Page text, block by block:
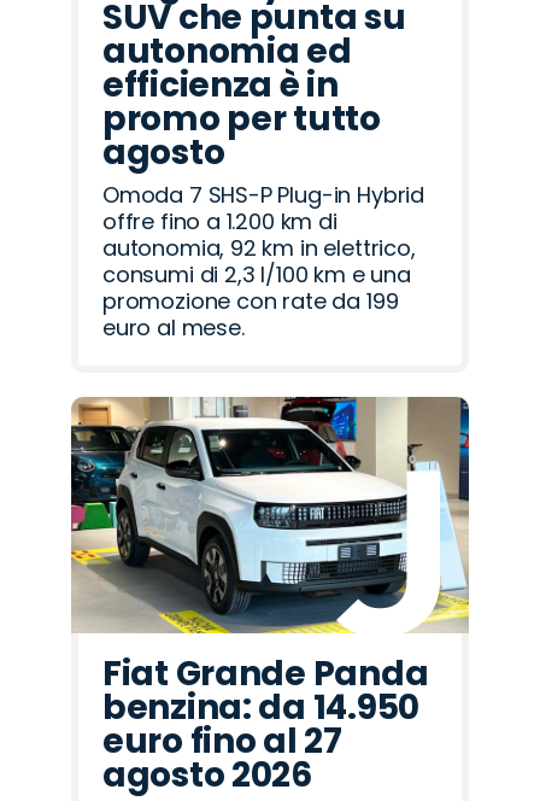
SUV che punta su
autonomia ed
efficienza è in
promo per tutto
agosto
Omoda 7 SHS-P Plug-in Hybrid
offre fino a 1.200 km di
autonomia, 92 km in elettrico,
consumi di 2,3 l/100 km e una
promozione con rate da 199
euro al mese.
Fiat Grande Panda
benzina: da 14.950
euro fino al 27
agosto 2026